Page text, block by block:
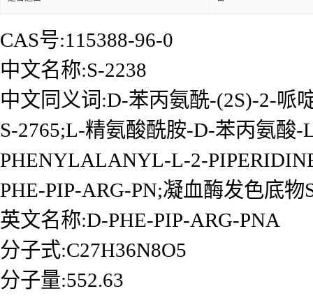
CAS号:115388-96-0
中文名称:S-2238
中文同义词:D-苯丙氨酰-(2S)-2-哌
S-2765;L-精氨酸酰胺-D-苯丙氨
PHENYLALANYL-L-2-
PHE-PIP-ARG-PN;凝血酶发色底物
英文名称:D-PHE-PIP-ARG-PNA
分子式:C27H36N8O5
分子量:552.63